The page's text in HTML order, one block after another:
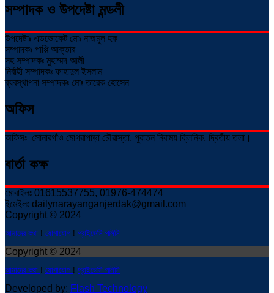
সম্পাদক ও উপদেষ্টা মন্ডলী
উপদেষ্টাঃ এডভোকেট মোঃ নাজমুল হক
সম্পাদকঃ পাপ্পি আক্তার
সহ সম্পাদকঃ মুহাম্মদ আলী
নির্বাহী সম্পাদকঃ ফাহাদুল ইসলাম
ব্যবস্থাপনা সম্পাদকঃ মোঃ তারেক হোসেন
অফিস
অফিসঃ সোনারগাঁও মোগরাপাড়া চৌরাস্তা, পুরাতন নিরাময় ক্লিনিক, দ্বিতীয় তলা।
বার্তা কক্ষ
মোবাইলঃ 01615537755, 01976-474474
ইমেইলঃ dailynarayanganjerdak@gmail.com
Copyright © 2024
আমাদের কথা ! যোগাযোগ ! প্রাইভেসি পলিসি
Copyright © 2024
আমাদের কথা ! যোগাযোগ ! প্রাইভেসি পলিসি
Developed by: Flash Technology